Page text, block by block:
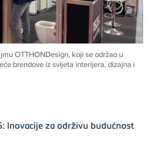
OTTHONDesign, koji se održao u
brendove iz svijeta interijera, dizajna i
Inovacije za održivu budućnost